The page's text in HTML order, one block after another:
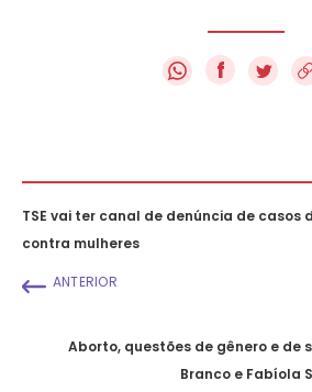
f
TSE vai ter canal de denúncia de casos
contra mulheres
ANTERIOR
Aborto, questões de gênero e de
Branco e Fabíola